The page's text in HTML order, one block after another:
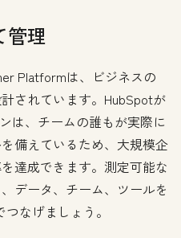
管理
Platformは、ビジネスの
されています。HubSpotが
は、チームの誰もが実際に
備えているため、大規模企
達成できます。測定可能な
データ、チーム、ツールを
なげましょう。